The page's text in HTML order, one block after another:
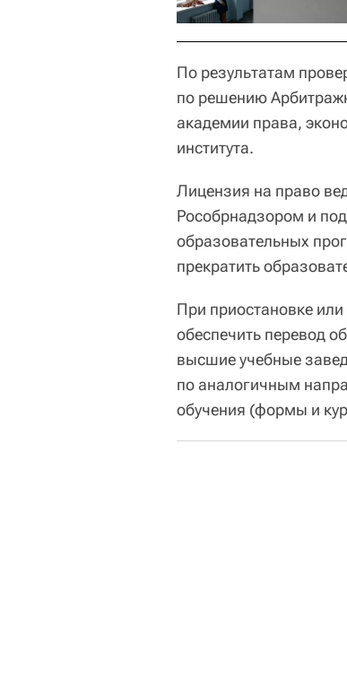
По результатам
по решению
академии права,
института.
Лицензия на право
Рособрнадзором и
образовательных
прекратить
При приостановке
обеспечить перевод
высшие учебные
по аналогичным
обучения (формы и